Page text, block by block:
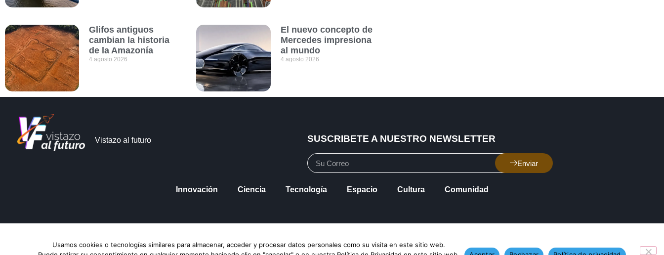
Glifos antiguos
cambian la historia
de la Amazonía
4 agosto 2026
El nuevo concepto de
Mercedes impresiona
al mundo
4 agosto 2026
Vistazo al futuro SUSCRIBETE A NUESTRO NEWSLETTER
Enviar
Innovación Ciencia Tecnología Espacio Cultura Comunidad
Usamos cookies o tecnologías similares para almacenar, acceder y procesar datos personales como su visita en este sitio web.